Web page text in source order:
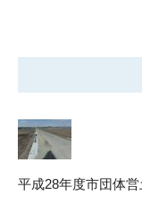
平成28年度市団体